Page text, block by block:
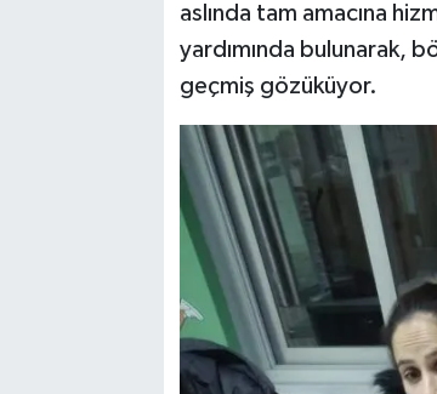
aslında tam amacına
yardımında bulunarak,
geçmiş gözüküyor.